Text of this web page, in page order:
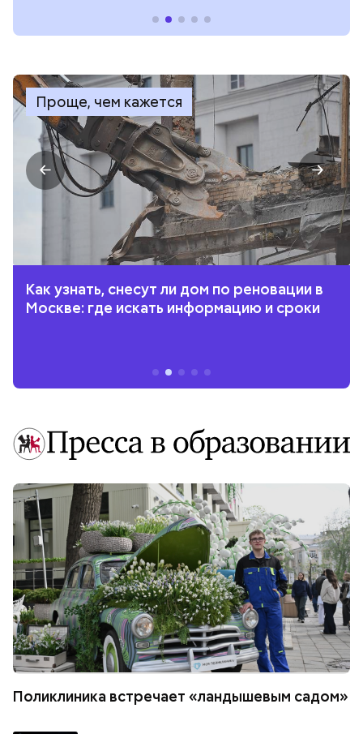
Проще, чем кажется
Как узнать, снесут ли дом по реновации в
Москве: где искать информацию и сроки
Поликлиника встречает «ландышевым садом»